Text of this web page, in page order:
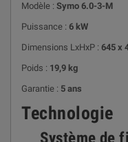
Modèle : Symo 6.0-3-M
Puissance : 6 kW
Dimensions LxHxP : 645 x
Poids : 19,9 kg
Garantie : 5 ans
Technologie
Système de